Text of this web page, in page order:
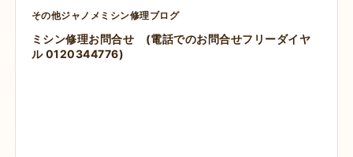
その他ジャノメミシン修理ブログ
ミシン修理お問合せ
(電話でのお問合せフリーダイヤ
ル 0120344776)